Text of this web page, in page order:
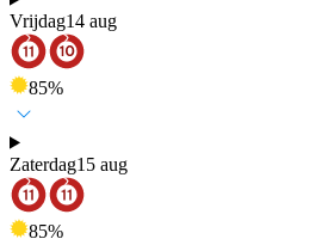
Vrijdag14 aug
85%
Zaterdag15 aug
85%